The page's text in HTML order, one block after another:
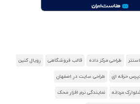
طراحی مرکز داده قالب فروشگاهی رویال کنین
حرفه ای طراحی سایت در اصفهان
مردانه نمایندگی نرم افزار محک